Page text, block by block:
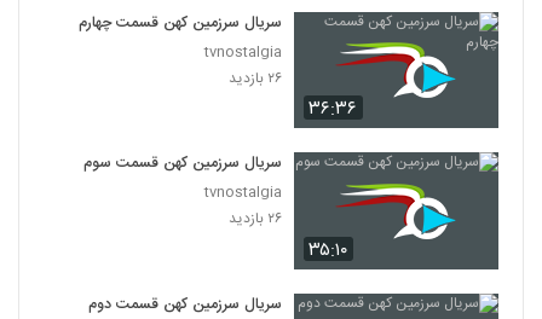
۳۶:۳۶
سریال سرزمین کهن قسمت چهارم
tvnostalgia
۲۶ بازدید
۳۵:۱۰
سریال سرزمین کهن قسمت سوم
tvnostalgia
۲۶ بازدید
سریال سرزمین کهن قسمت دوم